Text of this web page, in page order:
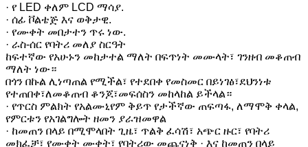
· የ LED ቀለም LCD ማሳያ.
· ሰፊ ቮልቴጅ እና ወቅታዊ.
· የሙቀት መበታተን ጥሩ ነው.
· ራስ-ሰር የባትሪ መለያ ስርዓት
ከፍተኛው የአሁኑን መከታተል ማለት በፍጥነት መሙላት፣ ገንዘብ መቆጠብ
ማለት ነው።
በጎን በኩል ሊነጣጠል የሚችል፣ የተደበቀ የመስመር በይነገፅ፣ደህንነቱ
የተጠበቀ፣ለመቆጠብ ቆንጆ፣መፍሰስን መከላከል ይችላል።
· የጥርስ ምልክት የአልሙኒየም ቅይጥ የታችኛው ጠፍጣፋ, ለማሞቅ ቀላል,
የምርቱን የአገልግሎት ዘመን ያራዝመዋል
· ከመጠን በላይ በሚሞላበት ጊዜ፣ ጥልቅ ፈሳሽ፣ አጭር ዙር፣ የባትሪ
መክፈቻ፣ የሙቀት ሙቀት፣ የባትሪው መጨናነቅ · እና ከመጠን በላይ